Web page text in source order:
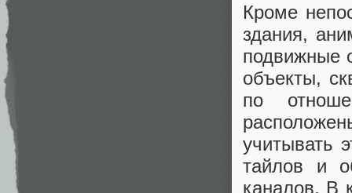
Кроме
здания,
подвижные
объекты,
по
учитывать
тайлов и
каналов. В